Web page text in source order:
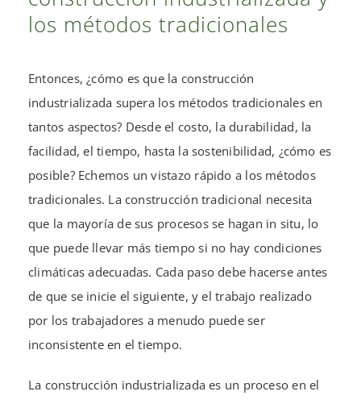
los métodos tradicionales
Entonces, ¿cómo es que la construcción
industrializada supera los métodos tradicionales en
tantos aspectos? Desde el costo, la durabilidad, la
facilidad, el tiempo, hasta la sostenibilidad, ¿cómo es
posible? Echemos un vistazo rápido a los métodos
tradicionales. La construcción tradicional necesita
que la mayoría de sus procesos se hagan in situ, lo
que puede llevar más tiempo si no hay condiciones
climáticas adecuadas. Cada paso debe hacerse antes
de que se inicie el siguiente, y el trabajo realizado
por los trabajadores a menudo puede ser
inconsistente en el tiempo.
La construcción industrializada es un proceso en el